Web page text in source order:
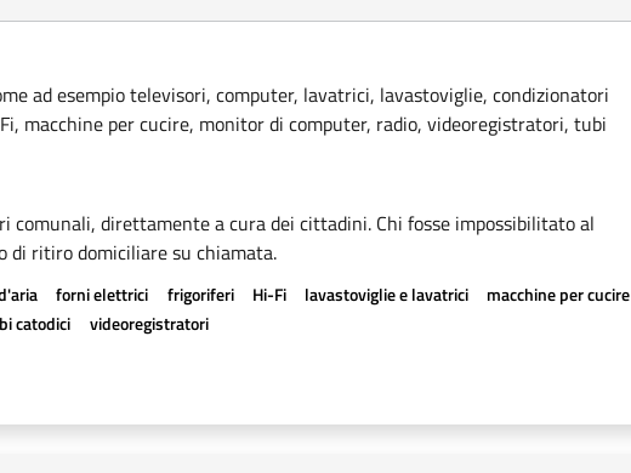
ad esempio televisori, computer, lavatrici, lavastoviglie, condizionatori
macchine per cucire, monitor di computer, radio, videoregistratori, tubi
comunali, direttamente a cura dei cittadini. Chi fosse impossibilitato al
di ritiro domiciliare su chiamata.
forni elettrici frigoriferi Hi-Fi lavastoviglie e lavatrici
macchine per cucire
catodici videoregistratori